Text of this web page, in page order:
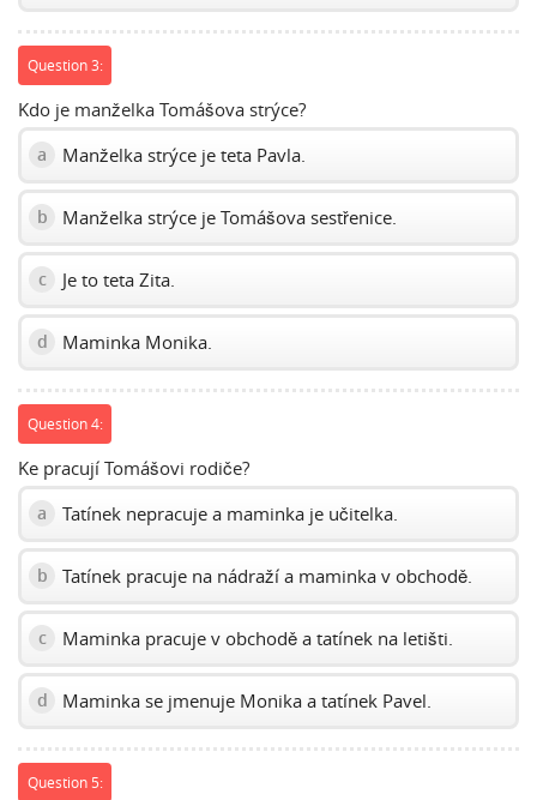
Question 3:
Kdo je manželka Tomášova strýce?
a Manželka strýce je teta Pavla.
b Manželka strýce je Tomášova sestřenice.
c Je to teta Zita.
d Maminka Monika.
Question 4:
Ke pracují Tomášovi rodiče?
a Tatínek nepracuje a maminka je učitelka.
b Tatínek pracuje na nádraží a maminka v obchodě.
c Maminka pracuje v obchodě a tatínek na letišti.
d Maminka se jmenuje Monika a tatínek Pavel.
Question 5: